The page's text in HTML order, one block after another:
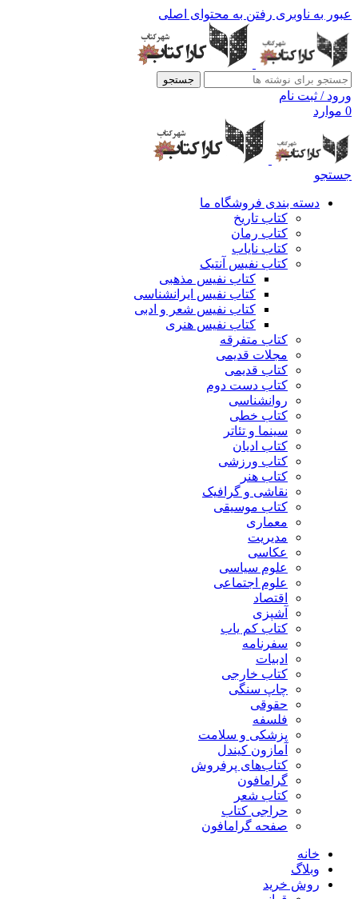
عبور به ناوبری رفتن به محتوای اصلی
جستجو
ورود / ثبت نام
0 موارد
جستجو
دسته بندی فروشگاه ما
کتاب تاریخ
کتاب رمان
کتاب نایاب
کتاب نفیس آنتیک
کتاب نفیس مذهبی
کتاب نفیس ایرانشناسی
کتاب نفیس شعر و ادبی
کتاب نفیس هنری
کتاب متفرقه
مجلات قدیمی
کتاب قدیمی
کتاب دست دوم
روانشناسی
کتاب خطی
سینما و تئاتر
کتاب ادیان
کتاب ورزشی
کتاب هنر
نقاشی و گرافیک
کتاب موسیقی
معماری
مدیریت
عکاسی
علوم سیاسی
علوم اجتماعی
اقتصاد
آشپزی
کتاب کم یاب
سفرنامه
ادبیات
کتاب خارجی
چاپ سنگی
حقوقی
فلسفه
پزشکی و سلامت
آمازون کیندل
کتاب‌های پرفروش
گرامافون
کتاب شعر
حراجی کتاب
صفحه گرامافون
خانه
وبلاگ
روش خرید